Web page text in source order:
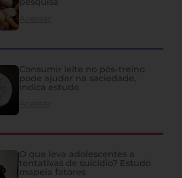
Consumir leite no pós-treino
pode ajudar na saciedade,
indica estudo
O que leva adolescentes a
tentativas de suicídio? Estudo
mapeia fatores